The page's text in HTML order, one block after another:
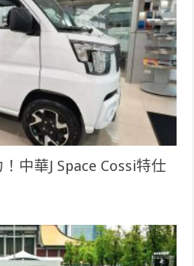
中華J Space Cossi特仕